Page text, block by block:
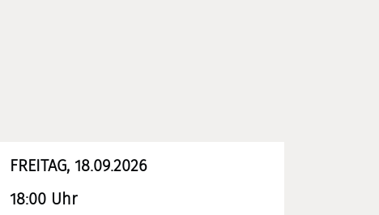
FREITAG, 18.09.2026
18:00 Uhr